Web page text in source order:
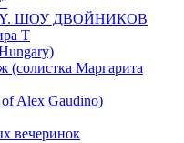
ШОУ ДВОЙНИКОВ
Т
Маргарита
Alex Gaudino)
вечеринок